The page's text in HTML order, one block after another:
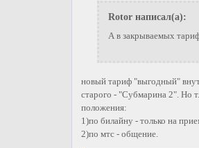
Rotor написал(а):
А в закрываемых
новый тариф "выгодный"
старого - "Субмарина 2". Но
положения:
1)по билайну - только на
2)по мтс - общение.